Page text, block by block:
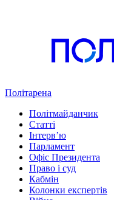
Політарена
Політмайданчик
Статті
Інтервʼю
Парламент
Офіс Президента
Право і суд
Кабмін
Колонки експертів